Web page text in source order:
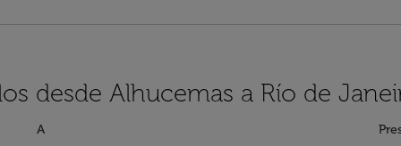
desde Alhucemas a Río de
A